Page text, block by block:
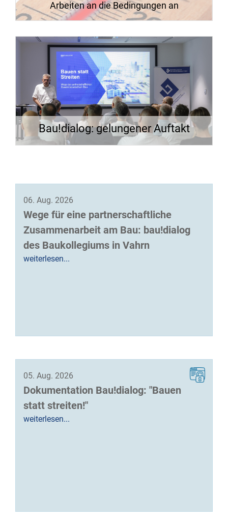
Arbeiten an die Bedingungen an
Bau!dialog: gelungener Auftakt
06. Aug. 2026
Wege für eine partnerschaftliche
Zusammenarbeit am Bau: bau!dialog
des Baukollegiums in Vahrn
weiterlesen...
05. Aug. 2026
Dokumentation Bau!dialog: "Bauen
statt streiten!"
weiterlesen...